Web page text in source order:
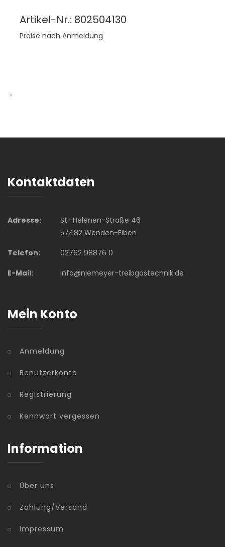
Artikel-Nr.: 802504130
Preise nach Anmeldung
Kontaktdaten
Adresse:
St.-Helenen-Straße 46
57482 Wenden-Elben
Telefon:
02762 98876 0
E-Mail:
info@niemeyer-treibgastechnik.de
Mein Konto
Anmeldung
Benutzerkonto
Registrierung
Kennwort vergessen
Information
Über uns
Zahlung/Versand
Impressum